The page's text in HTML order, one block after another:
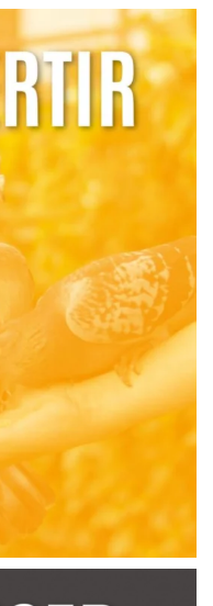
les coûts et les
comprendre ce qui
en ligne.